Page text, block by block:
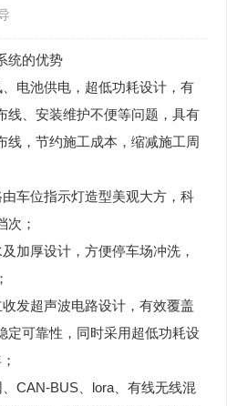
统的优势
电池供电，超低功耗设计，有
线、安装维护不便等问题，具有
线，节约施工成本，缩减施工周
车位指示灯造型美观大方，科
次；
加厚设计，方便停车场冲洗，
发超声波电路设计，有效覆盖
定可靠性，同时采用超低功耗设
CAN-BUS、lora、有线无线混